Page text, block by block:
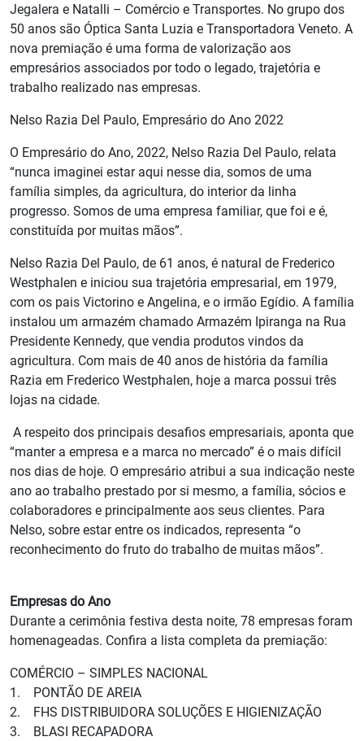
Jegalera e Natalli – Comércio e Transportes. No grupo dos
50 anos são Óptica Santa Luzia e Transportadora Veneto. A
nova premiação é uma forma de valorização aos
empresários associados por todo o legado, trajetória e
trabalho realizado nas empresas.
Nelso Razia Del Paulo, Empresário do Ano 2022
O Empresário do Ano, 2022, Nelso Razia Del Paulo, relata
“nunca imaginei estar aqui nesse dia, somos de uma
família simples, da agricultura, do interior da linha
progresso. Somos de uma empresa familiar, que foi e é,
constituída por muitas mãos”.
Nelso Razia Del Paulo, de 61 anos, é natural de Frederico
Westphalen e iniciou sua trajetória empresarial, em 1979,
com os pais Victorino e Angelina, e o irmão Egídio. A família
instalou um armazém chamado Armazém Ipiranga na Rua
Presidente Kennedy, que vendia produtos vindos da
agricultura. Com mais de 40 anos de história da família
Razia em Frederico Westphalen, hoje a marca possui três
lojas na cidade.
A respeito dos principais desafios empresariais, aponta que
“manter a empresa e a marca no mercado” é o mais difícil
nos dias de hoje. O empresário atribui a sua indicação neste
ano ao trabalho prestado por si mesmo, a família, sócios e
colaboradores e principalmente aos seus clientes. Para
Nelso, sobre estar entre os indicados, representa “o
reconhecimento do fruto do trabalho de muitas mãos”.
Empresas do Ano
Durante a cerimônia festiva desta noite, 78 empresas foram
homenageadas. Confira a lista completa da premiação:
COMÉRCIO – SIMPLES NACIONAL
1. PONTÃO DE AREIA
2. FHS DISTRIBUIDORA SOLUÇÕES E HIGIENIZAÇÃO
3. BLASI RECAPADORA